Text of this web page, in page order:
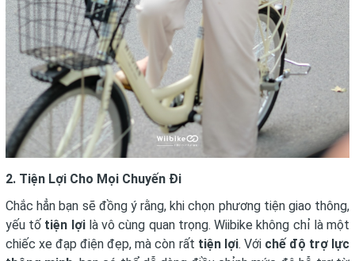
2. Tiện Lợi Cho Mọi Chuyến Đi
Chắc hẳn bạn sẽ đồng ý rằng, khi chọn phương tiện giao thông,
yếu tố tiện lợilà vô cùng quan trọng. Wiibike không chỉ là một
chiếc xe đạp điện đẹp, mà còn rất tiện lợi. Với chế độ trợ lực